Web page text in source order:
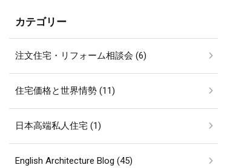
カテゴリー
注文住宅・リフォーム相談会 (6)
住宅価格と世界情勢 (11)
日本高端私人住宅 (1)
English Architecture Blog (45)